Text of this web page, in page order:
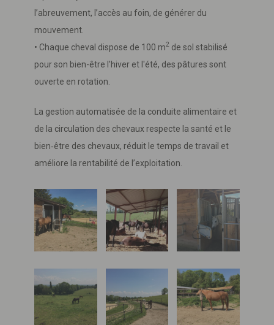
l’abreuvement, l’accès au foin, de générer du
mouvement.
• Chaque cheval dispose de 100 m2 de sol stabilisé
pour son bien-être l'hiver et l'été, des pâtures sont
ouverte en rotation.
La gestion automatisée de la conduite alimentaire et
de la circulation des chevaux respecte la santé et le
bien‐être des chevaux, réduit le temps de travail et
améliore la rentabilité de l’exploitation.